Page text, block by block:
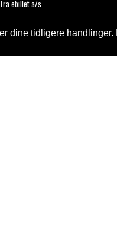
dine tidligere
ebillet a/s